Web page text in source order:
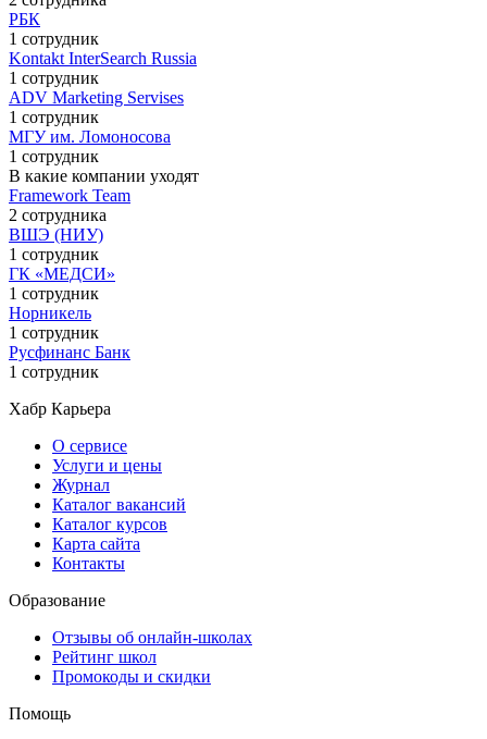
РБК
1 сотрудник
Kontakt InterSearch Russia
1 сотрудник
ADV Marketing Servises
1 сотрудник
МГУ им. Ломоносова
1 сотрудник
В какие компании уходят
Framework Team
2 сотрудника
ВШЭ (НИУ)
1 сотрудник
ГК «МЕДСИ»
1 сотрудник
Норникель
1 сотрудник
Русфинанс Банк
1 сотрудник
Хабр Карьера
О сервисе
Услуги и цены
Журнал
Каталог вакансий
Каталог курсов
Карта сайта
Контакты
Образование
Отзывы об онлайн-школах
Рейтинг школ
Промокоды и скидки
Помощь